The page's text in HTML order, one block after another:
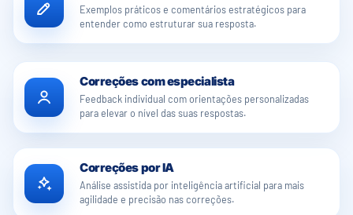
Exemplos práticos e comentários estratégicos para
entender como estruturar sua resposta.
Correções com especialista
Feedback individual com orientações personalizadas
para elevar o nível das suas respostas.
Correções por IA
Análise assistida por inteligência artificial para mais
agilidade e precisão nas correções.